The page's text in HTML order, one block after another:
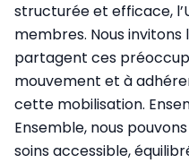
structurée et efficace,
membres. Nous invitons
partagent ces
mouvement et à
cette mobilisation.
Ensemble, nous
soins accessible,